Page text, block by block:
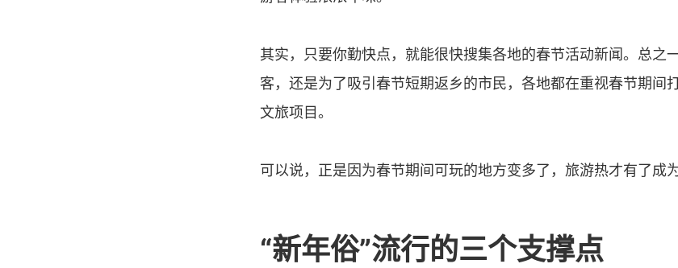
其实，只要你勤快点，就能很快搜集各地的春节活动新闻。总之
客，还是为了吸引春节短期返乡的市民，各地都在重视春节期间
文旅项目。
可以说，正是因为春节期间可玩的地方变多了，旅游热才有了成
“新年俗”流行的三个支撑点